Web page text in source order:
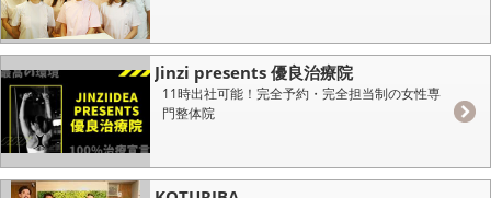
Jinzi presents 優良治療院
11時出社可能！完全予約・完全担当制の女性専
門整体院